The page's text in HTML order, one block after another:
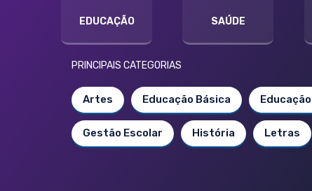
EDUCAÇÃO SAÚDE
PRINCIPAIS CATEGORIAS
Artes Educação Básica
Gestão Escolar História Letras